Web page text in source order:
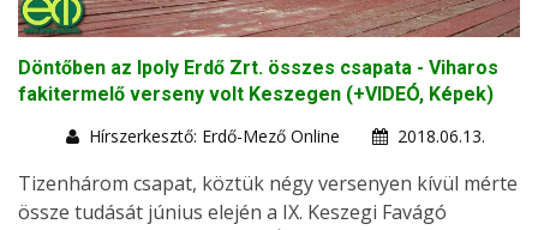
Döntőben az Ipoly Erdő Zrt. összes csapata - Viharos
fakitermelő verseny volt Keszegen (+VIDEÓ, Képek)
Hírszerkesztő: Erdő-Mező Online
2018.06.13.
Tizenhárom csapat, köztük négy versenyen kívül mérte
össze tudását június elején a IX. Keszegi Favágó